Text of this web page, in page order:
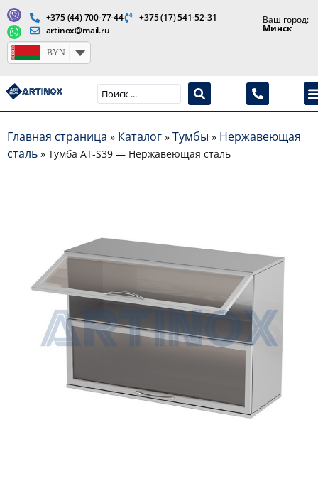
Главная страница » Каталог » Тумбы » Нержавеющая
сталь » Тумба AT-S39 — Нержавеющая сталь
+375 (44) 700-77-44
+375 (17) 541-52-31
artinox@mail.ru
Ваш город:
Минск
BYN
Производство медицинской продукции и